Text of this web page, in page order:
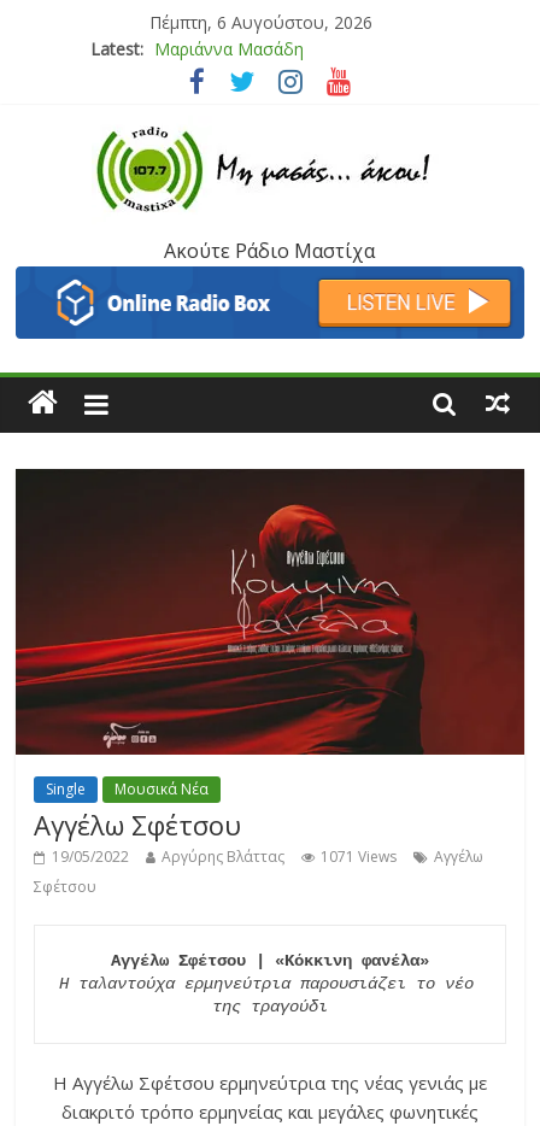
Πέμπτη, 6 Αυγούστου, 2026
Latest: Μαριάννα Μασάδη
Τάνια Μπρεάζου
Μάνος Τρυπιάς & Γιώργος Στρατάκης
Ιορδάνης Αγαπητός
Ακούτε Ράδιο Μαστίχα
Single Μουσικά Νέα
Αγγέλω Σφέτσου
19/05/2022 Αργύρης Βλάττας 1071 Views
Αγγέλω
Σφέτσου
Αγγέλω Σφέτσου | «Κόκκινη φανέλα»
H ταλαντούχα ερμηνεύτρια παρουσιάζει το νέο
της τραγούδι
Η Αγγέλω Σφέτσου ερμηνεύτρια της νέας γενιάς με
διακριτό τρόπο ερμηνείας και μεγάλες φωνητικές